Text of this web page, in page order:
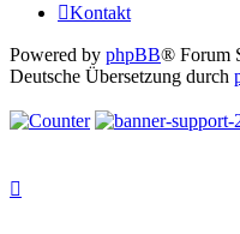
Kontakt
Powered by phpBB® Forum
Deutsche Übersetzung durch